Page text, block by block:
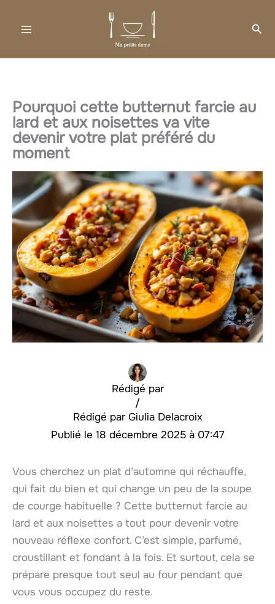
Pourquoi cette butternut farcie au
lard et aux noisettes va vite
devenir votre plat préféré du
moment
Rédigé par
Giulia Delacroix
/
18 décembre 2025 à 07:47
Vous cherchez un plat d’automne qui réchauffe,
qui fait du bien et qui change un peu de la soupe
de courge habituelle ? Cette butternut farcie au
lard et aux noisettes a tout pour devenir votre
nouveau réflexe confort. C’est simple, parfumé,
croustillant et fondant à la fois. Et surtout, cela se
prépare presque tout seul au four pendant que
vous vous occupez du reste.